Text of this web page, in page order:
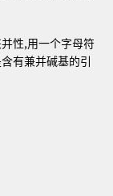
性,用一个字母符
有兼并碱基的引